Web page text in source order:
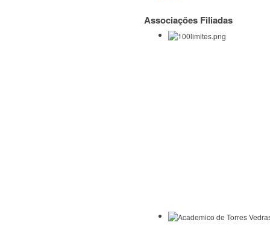
Associações Filiadas